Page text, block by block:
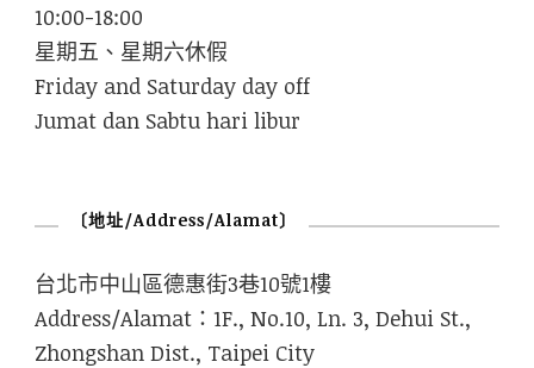
10:00-18:00
星期五、星期六休假
Friday and Saturday day off
Jumat dan Sabtu hari libur
〔地址/Address/Alamat〕
台北市中山區德惠街3巷10號1樓
Address/Alamat：1F., No.10, Ln. 3, Dehui St.,
Zhongshan Dist., Taipei City